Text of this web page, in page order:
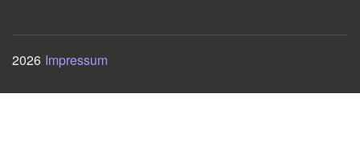
2026 Impressum